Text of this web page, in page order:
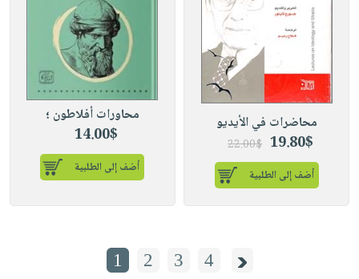
محاضرات في الأيديو
19.80$
22.00$
أضف إلى الطلبية
محاورات أفلاطون ؛
14.00$
أضف إلى الطلبية
1 2 3 4